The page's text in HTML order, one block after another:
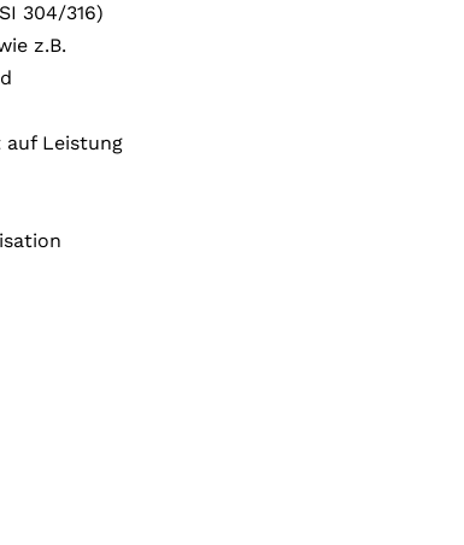
304/316)
z.B.
auf Leistung